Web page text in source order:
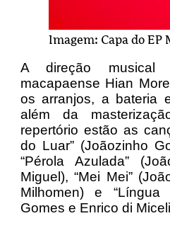
Imagem: Capa do
A direção
macapaense Hian
os arranjos, a bateria
além da
repertório estão as
do Luar” (Joãozinho
“Pérola Azulada”
Miguel), “Mei Mei”
Milhomen) e “Língua
Gomes e Enrico di